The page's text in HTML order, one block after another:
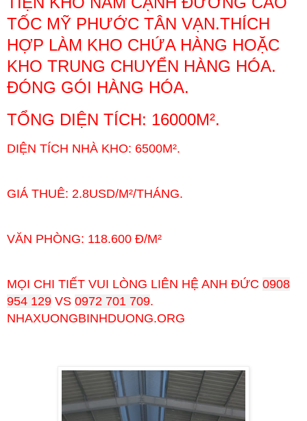
TỐC MỸ PHƯỚC TÂN VẠN.THÍCH
HỢP LÀM KHO CHỨA HÀNG HOẶC
KHO TRUNG CHUYỂN HÀNG HÓA.
ĐÓNG GÓI HÀNG HÓA.
TỔNG DIỆN TÍCH: 16000M².
DIỆN TÍCH NHÀ KHO: 6500M².
GIÁ THUÊ: 2.8USD/M²/THÁNG.
VĂN PHÒNG: 118.600 Đ/M²
MỌI CHI TIẾT VUI LÒNG LIÊN HỆ ANH ĐỨC 0908
954 129 VS 0972 701 709.
NHAXUONGBINHDUONG.ORG